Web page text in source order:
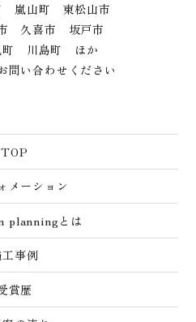
嵐山町 東松山市
久喜市 坂戸市
町 川島町 ほか
問い合わせください
TOP
メーション
planningとは
工事例
賞歴